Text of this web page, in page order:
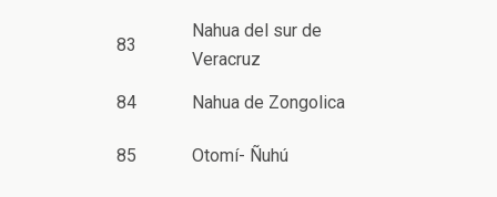
83
Nahua del sur de
Veracruz
84 Nahua de Zongolica
85 Otomí- Ñuhú